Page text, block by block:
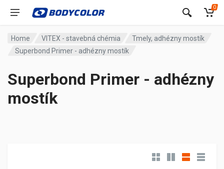
0
Home VITEX - stavebná chémia
Tmely, adhézny mostík
Superbond Primer - adhézny mostík
Superbond Primer - adhézny
mostík